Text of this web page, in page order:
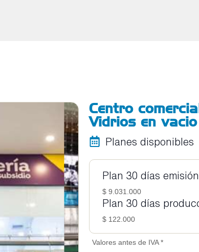
Centro
Vidrios en
Planes disponibles
Plan 30 días emisión
$ 9.031.000
Plan 30 días
$ 122.000
Valores antes de IVA *